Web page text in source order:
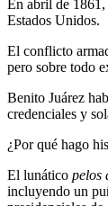
En abril de
Estados Unidos.
El conflicto
pero sobre todo
Benito Juárez
credenciales y
¿Por qué hago
El lunático pelos
incluyendo un